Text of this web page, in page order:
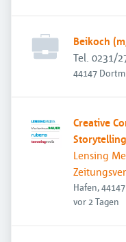
Beikoch
Tel. 0231/
44147
Creative
Lensing Media | Medienhaus Bauer |
Zeitungsverlag
Hafen,
Deutschland
Veröffentlicht
vor 2 Tagen